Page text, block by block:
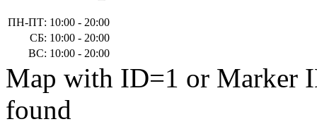
ПН-ПТ: 10:00 - 20:00
СБ: 10:00 - 20:00
ВС: 10:00 - 20:00
Map with ID=1 or Marker
found